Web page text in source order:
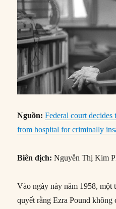
Nguồn:Federal court decides
from hospital for criminally
Biên dịch:Nguyễn Thị Kim
Vào ngày này năm 1958, một
quyết rằng Ezra Pound không